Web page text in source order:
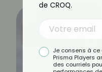
de CROQ.
Je consens à
Prisma Players
des courriels